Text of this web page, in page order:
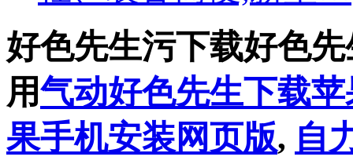
好色先生污下载好色
用气动好色先生下载
果手机安装网页版, 自